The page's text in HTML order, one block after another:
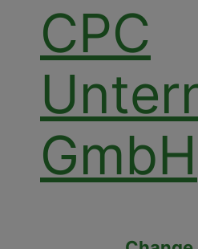
CPC
GmbH